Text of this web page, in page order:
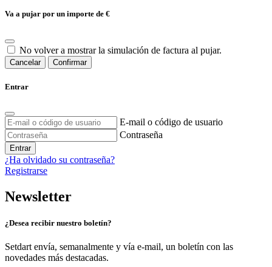
Va a pujar por un importe de €
No volver a mostrar la simulación de factura al pujar.
Cancelar Confirmar
Entrar
E-mail o código de usuario
Contraseña
Entrar
¿Ha olvidado su contraseña?
Registrarse
Newsletter
¿Desea recibir nuestro boletín?
Setdart envía, semanalmente y vía e-mail, un boletín con las
novedades más destacadas.